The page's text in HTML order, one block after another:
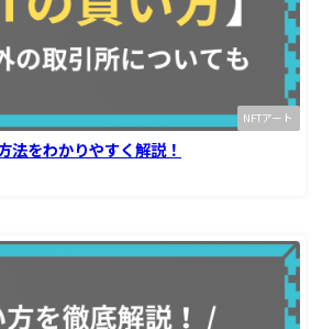
NFTアート
法をわかりやすく解説！